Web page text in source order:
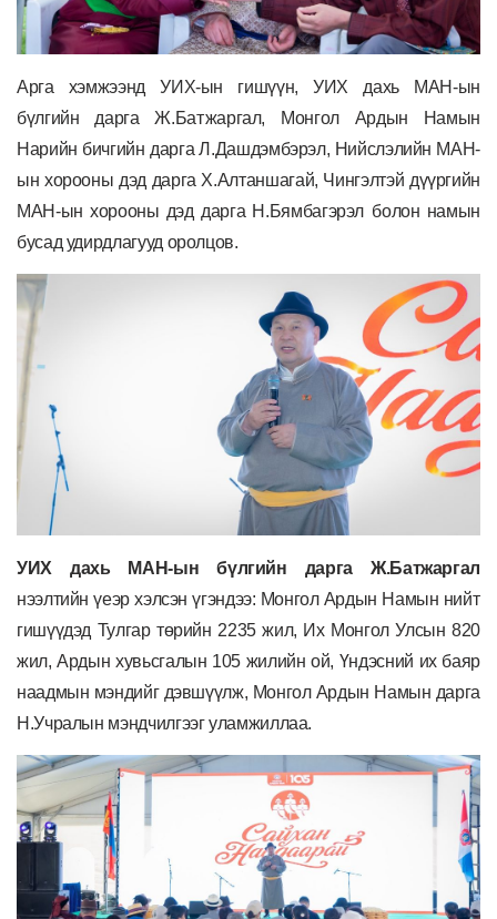
Арга хэмжээнд УИХ-ын гишүүн, УИХ дахь МАН-ын
бүлгийн дарга Ж.Батжаргал, Монгол Ардын Намын
Нарийн бичгийн дарга Л.Дашдэмбэрэл, Нийслэлийн МАН-
ын хорооны дэд дарга Х.Алтаншагай, Чингэлтэй дүүргийн
МАН-ын хорооны дэд дарга Н.Бямбагэрэл болон намын
бусад удирдлагууд оролцов.
УИХ дахь МАН-ын бүлгийн дарга Ж.Батжаргал
нээлтийн үеэр хэлсэн үгэндээ: Монгол Ардын Намын нийт
гишүүдэд Тулгар төрийн 2235 жил, Их Монгол Улсын 820
жил, Ардын хувьсгалын 105 жилийн ой, Үндэсний их баяр
наадмын мэндийг дэвшүүлж, Монгол Ардын Намын дарга
Н.Учралын мэндчилгээг уламжиллаа.